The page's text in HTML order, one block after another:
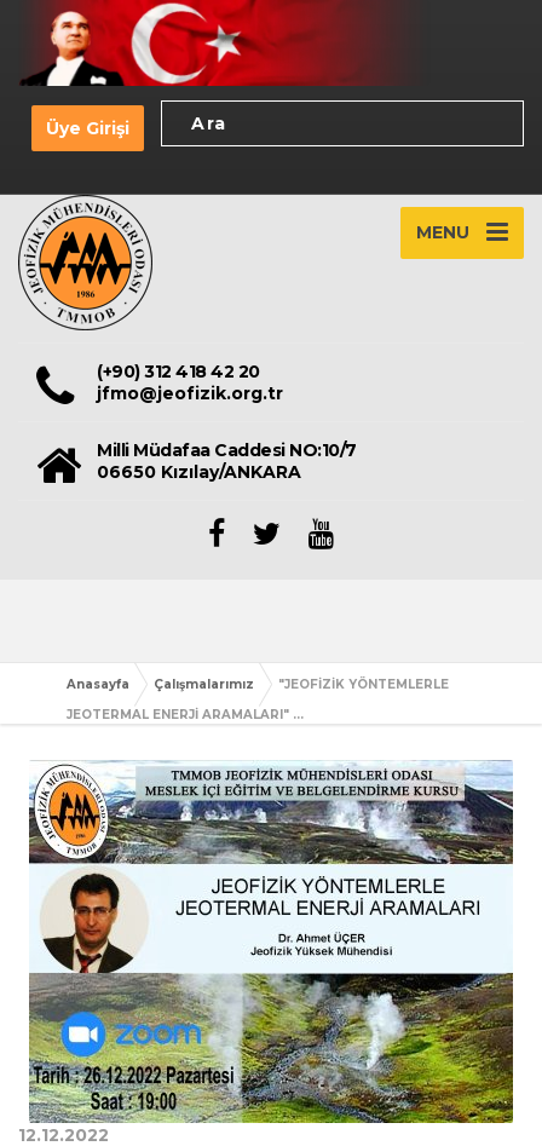
Üye Girişi
MENU
(+90) 312 418 42 20
jfmo@jeofizik.org.tr
Milli Müdafaa Caddesi NO:10/7
06650 Kızılay/ANKARA
Anasayfa Çalışmalarımız
"JEOFİZİK YÖNTEMLERLE
JEOTERMAL ENERJİ ARAMALARI" ...
12.12.2022